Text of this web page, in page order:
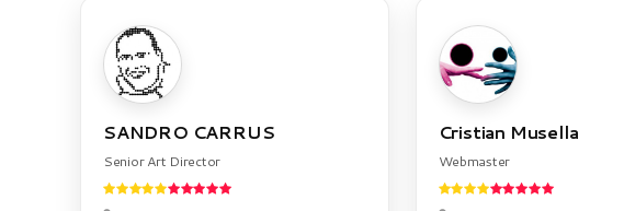
SANDRO CARRUS
Senior Art Director
Cristian Musella
Webmaster